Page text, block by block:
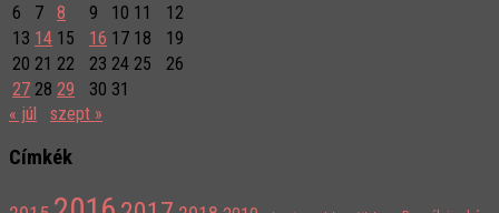
6
7 8 9 10 11
12
13 14 15 16 17 18
19
20 21 22 23 24 25
26
27 28 29 30 31
« júl
szept »
Címkék